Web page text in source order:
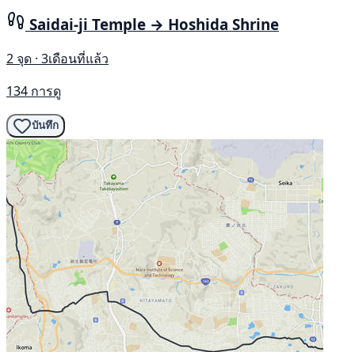
Saidai-ji Temple → Hoshida Shrine
2 จุด · 3เดือนที่แล้ว
134 การดู
บันทึก